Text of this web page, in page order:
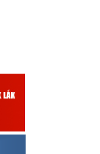
gợi ý trả lời Hội